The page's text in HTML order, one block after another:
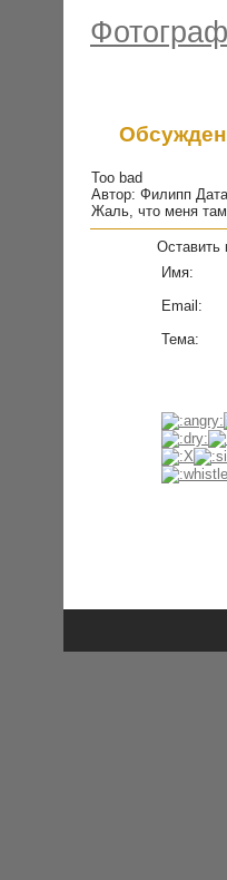
Too bad
Автор: Филипп
Жаль, что меня
Оставить
Имя:
Email:
Тема: